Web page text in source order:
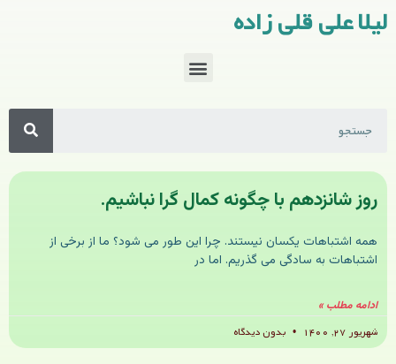
لیلا علی قلی زاده
روز شانزدهم با چگونه کمال گرا نباشیم.
همه اشتباهات یکسان نیستند. چرا این طور می شود؟ ما از برخی از
اشتباهات به سادگی می گذریم. اما در
ادامه مطلب »
شهریور ۲۷, ۱۴۰۰
بدون دیدگاه